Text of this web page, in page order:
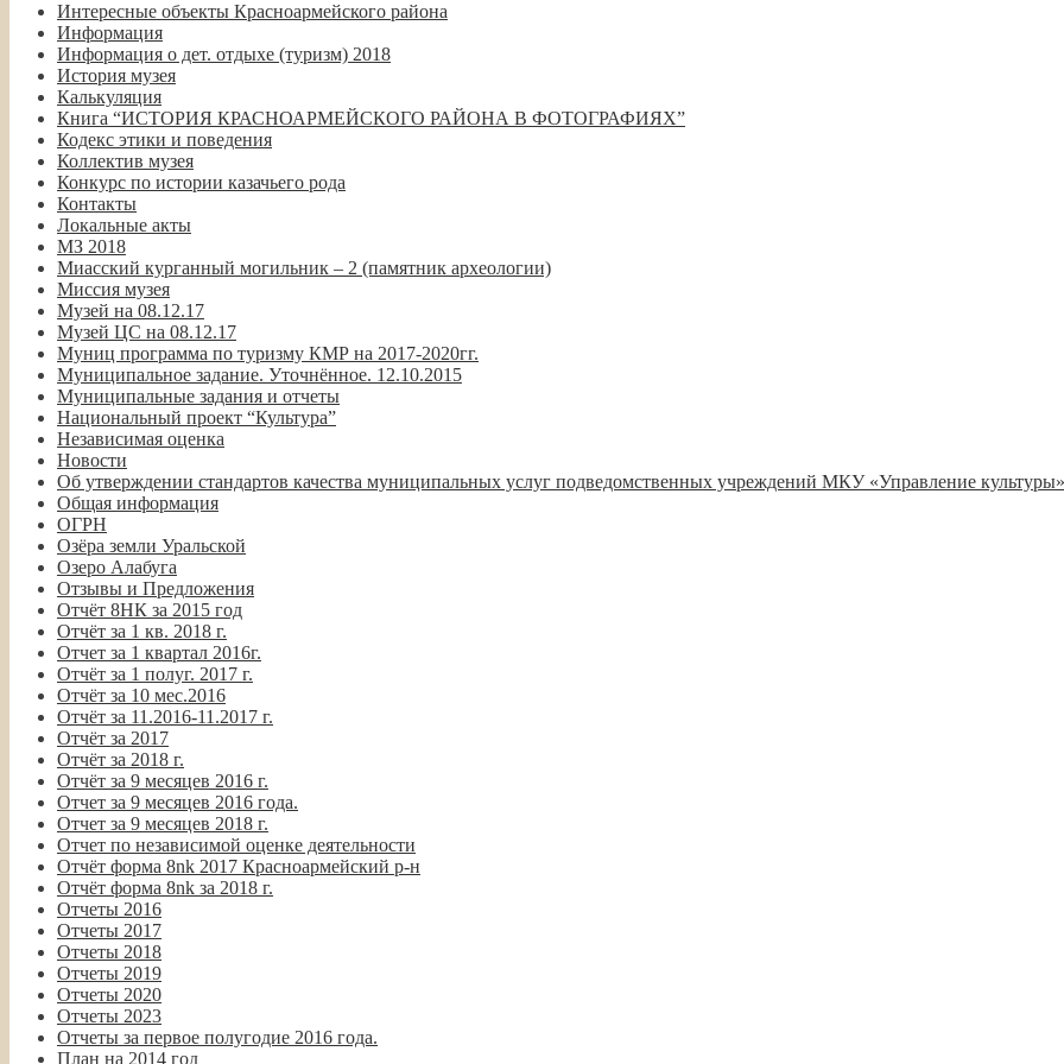
Интересные объекты Красноармейского района
Информация
Информация о дет. отдыхе (туризм) 2018
История музея
Калькуляция
Книга “ИСТОРИЯ КРАСНОАРМЕЙСКОГО РАЙОНА В ФОТОГРАФИЯХ”
Кодекс этики и поведения
Коллектив музея
Конкурс по истории казачьего рода
Контакты
Локальные акты
МЗ 2018
Миасский курганный могильник – 2 (памятник археологии)
Миссия музея
Музей на 08.12.17
Музей ЦС на 08.12.17
Муниц программа по туризму КМР на 2017-2020гг.
Муниципальное задание. Уточнённое. 12.10.2015
Муниципальные задания и отчеты
Национальный проект “Культура”
Независимая оценка
Новости
Об утверждении стандартов качества муниципальных услуг подведомственных учреждений МКУ «Управление культуры»
Общая информация
ОГРН
Озёра земли Уральской
Озеро Алабуга
Отзывы и Предложения
Отчёт 8НК за 2015 год
Отчёт за 1 кв. 2018 г.
Отчет за 1 квартал 2016г.
Отчёт за 1 полуг. 2017 г.
Отчёт за 10 мес.2016
Отчёт за 11.2016-11.2017 г.
Отчёт за 2017
Отчёт за 2018 г.
Отчёт за 9 месяцев 2016 г.
Отчет за 9 месяцев 2016 года.
Отчет за 9 месяцев 2018 г.
Отчет по независимой оценке деятельности
Отчёт форма 8nk 2017 Красноармейский р-н
Отчёт форма 8nk за 2018 г.
Отчеты 2016
Отчеты 2017
Отчеты 2018
Отчеты 2019
Отчеты 2020
Отчеты 2023
Отчеты за первое полугодие 2016 года.
План на 2014 год